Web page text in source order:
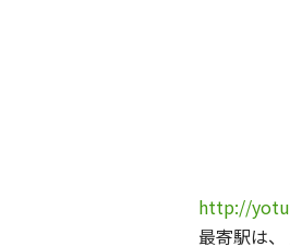
http://
最寄駅は